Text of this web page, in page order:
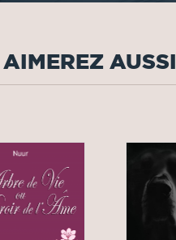
AUSSI